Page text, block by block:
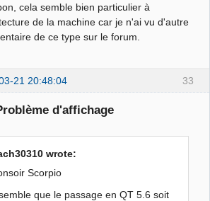
cela semble bien particulier à
de la machine car je n'ai vu d'autre
de ce type sur le forum.
33
21 20:48:04
d'affichage
wrote:
Scorpio
que le passage en QT 5.6 soit